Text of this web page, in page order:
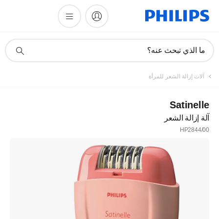
دعم
ما الذي تبحث عنه؟
آلات إزالة الشعر للمرأة
Satinelle
آلة إزالة الشعر
HP2844/00